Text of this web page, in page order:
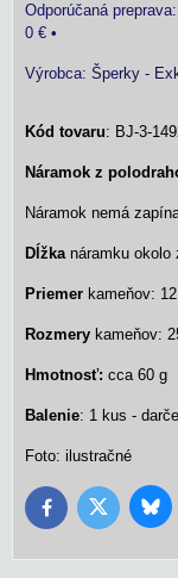
0 € •
Výrobca: Šperky -
Kód tovaru: BJ-3-
Náramok z
Náramok nemá
Dĺžkanáramku okolo
Priemer kameňov:
Rozmery kameňov:
Hmotnosť: cca 60 g
Balenie: 1 kus -
Foto: ilustračné
FacebookTwitter